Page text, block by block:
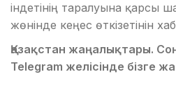
індетінің таралуына қарсы
жөнінде кеңес өткізетінін
Қазақстан жаңалықтары.
Telegram желісінде бізге